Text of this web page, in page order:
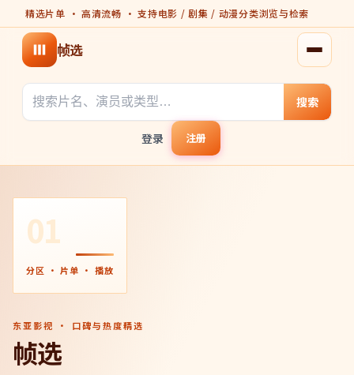
精选片单 · 高清流畅 · 支持电影 / 剧集 / 动漫分类浏览与检索
帧选 打开
搜索
登录 注册
01
分区 · 片单 · 播放
东亚影视 · 口碑与热度精选
帧选